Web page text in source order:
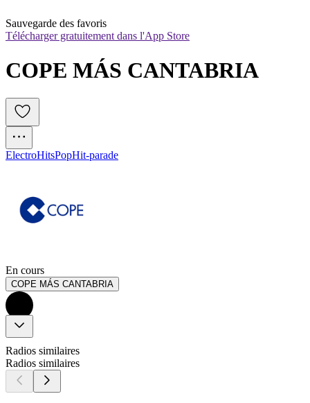
Sauvegarde des favoris
Télécharger gratuitement dans l'App Store
COPE MÁS CANTABRIA
ElectroHitsPopHit-parade
En cours
COPE MÁS CANTABRIA
Radios similaires
Radios similaires